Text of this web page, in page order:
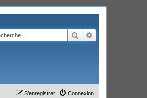
Rechercher
Connexion
S’enregistrer